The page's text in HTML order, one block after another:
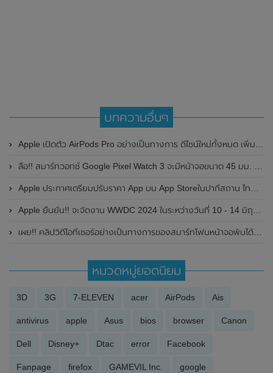
บทความอื่นๆ
Apple เปิดตัว AirPods Pro อย่างเป็นทางการ ดีไซน์ใหม่ทั้งหมด เพิ่มระบบตัดเสียงรบกวน
ลือ!! สมาร์ทวอทช์ Google Pixel Watch 3 จะมีหน้าจอขนาด 45 มม. ให้เลือกด้วย
Apple ประกาศเตรียมปรับราคา App บน App Storeในปากีสถาน ไทย และสิงคโปร์
Apple ยืนยัน!! จะจัดงาน WWDC 2024 ในระหว่างวันที่ 10 - 14 มิถุนายน 2024 นี้
เผย!! คลิปวิดีโอทีเซอร์อย่างเป็นทางการของสมาร์ทโฟนหน้าจอพับได้ Motorola Razr 2023 มาพร้อมหน้าจอแสดงผลด้านนอกขนาดใหญ่
หมวดหมู่ยอดนิยม
3D 3G 7-ELEVEN acer AirPods Ais
antivirus apple Asus bios browser Canon
Dell Disney+ Dtac error Facebook
Fanpage firefox GAMEVIL Inc. google